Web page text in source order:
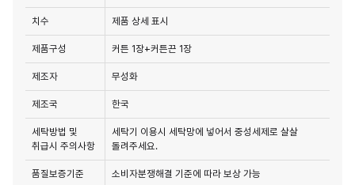
치수 제품 상세 표시
제품구성 커튼 1장+커튼끈 1장
제조자 무성화
제조국 한국
세탁방법 및
취급시 주의사항
세탁기 이용시 세탁망에 넣어서 중성세제로 살살
돌려주세요.
품질보증기준 소비자분쟁해결 기준에 따라 보상 가능